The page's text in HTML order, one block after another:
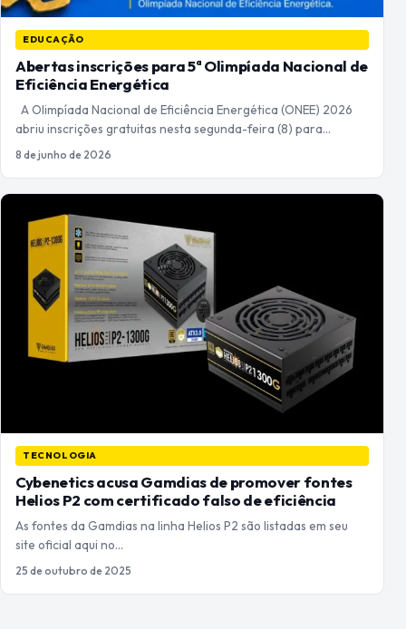
EDUCAÇÃO
Abertas inscrições para 5ª Olimpíada Nacional de
Eficiência Energética
A Olimpíada Nacional de Eficiência Energética (ONEE) 2026
abriu inscrições gratuitas nesta segunda-feira (8) para…
8 de junho de 2026
TECNOLOGIA
Cybenetics acusa Gamdias de promover fontes
Helios P2 com certificado falso de eficiência
As fontes da Gamdias na linha Helios P2 são listadas em seu
site oficial aqui no…
25 de outubro de 2025